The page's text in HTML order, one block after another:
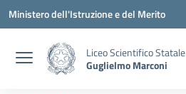
Vai ai contenuti
Vai al menu di navigazione
Vai al footer
Ministero dell'Istruzione e del Merito
Liceo Scientifico Statale
Guglielmo Marconi